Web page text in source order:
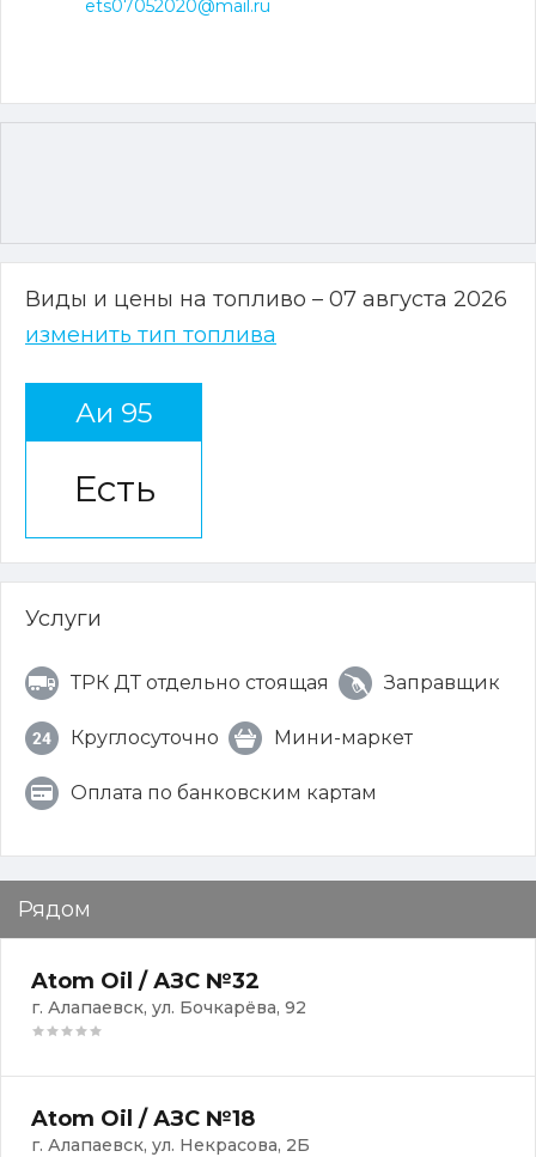
ets07052020@mail.ru
Виды и цены на топливо – 07 августа 2026
изменить тип топлива
Аи 95
Есть
Услуги
ТРК ДТ отдельно стоящая Заправщик
Круглосуточно Мини-маркет
Оплата по банковским картам
Рядом
Atom Oil / АЗС №32
г. Алапаевск, ул. Бочкарёва, 92
Atom Oil / АЗС №18
г. Алапаевск, ул. Некрасова, 2Б